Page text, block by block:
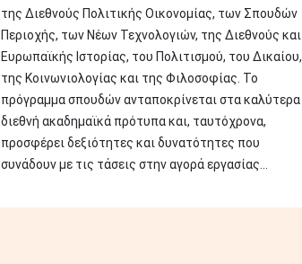
της Διεθνούς Πολιτικής Οικονομίας, των Σπουδών
Περιοχής, των Νέων Τεχνολογιών, της Διεθνούς και
Ευρωπαϊκής Ιστορίας, του Πολιτισμού, του Δικαίου,
της Κοινωνιολογίας και της Φιλοσοφίας. Το
πρόγραμμα σπουδών ανταποκρίνεται στα καλύτερα
διεθνή ακαδημαϊκά πρότυπα και, ταυτόχρονα,
προσφέρει δεξιότητες και δυνατότητες που
συνάδουν με τις τάσεις στην αγορά εργασίας...